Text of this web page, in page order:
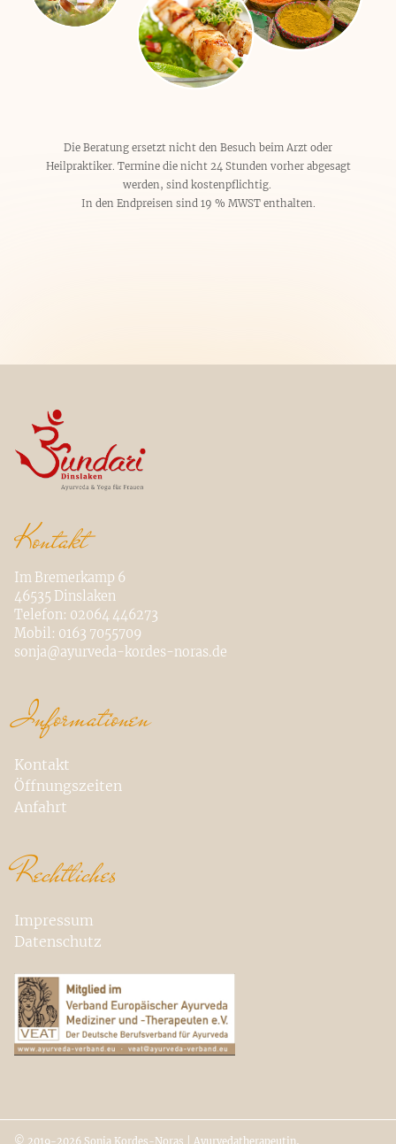
Die Beratung ersetzt nicht den Besuch beim Arzt oder
Heilpraktiker. Termine die nicht 24 Stunden vorher abgesagt
werden, sind kostenpflichtig.
In den Endpreisen sind 19 % MWST enthalten.
Kontakt
Im Bremerkamp 6
46535 Dinslaken
Telefon: 02064 446273
Mobil: 0163 7055709
sonja@ayurveda-kordes-noras.de
Informationen
Kontakt
Öffnungszeiten
Anfahrt
Rechtliches
Impressum
Datenschutz
© 2019-2026 Sonja Kordes-Noras | Ayurvedatherapeutin,